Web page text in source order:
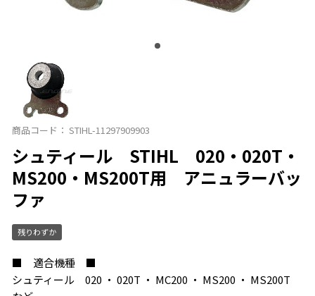
商品コード： STIHL-11297909903
シュティール STIHL 020・020T・
MS200・MS200T用 アニュラーバッ
ファ
残りわずか
■ 適合機種 ■
シュティール 020 ・ 020T ・ MC200 ・ MS200 ・ MS200T